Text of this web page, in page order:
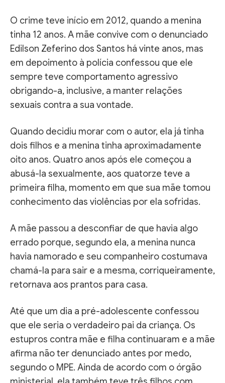
O crime teve início em 2012, quando a menina
tinha 12 anos. A mãe convive com o denunciado
Edilson Zeferino dos Santos há vinte anos, mas
em depoimento à polícia confessou que ele
sempre teve comportamento agressivo
obrigando-a, inclusive, a manter relações
sexuais contra a sua vontade.
Quando decidiu morar com o autor, ela já tinha
dois filhos e a menina tinha aproximadamente
oito anos. Quatro anos após ele começou a
abusá-la sexualmente, aos quatorze teve a
primeira filha, momento em que sua mãe tomou
conhecimento das violências por ela sofridas.
A mãe passou a desconfiar de que havia algo
errado porque, segundo ela, a menina nunca
havia namorado e seu companheiro costumava
chamá-la para sair e a mesma, corriqueiramente,
retornava aos prantos para casa.
Até que um dia a pré-adolescente confessou
que ele seria o verdadeiro pai da criança. Os
estupros contra mãe e filha continuaram e a mãe
afirma não ter denunciado antes por medo,
segundo o MPE. Ainda de acordo com o órgão